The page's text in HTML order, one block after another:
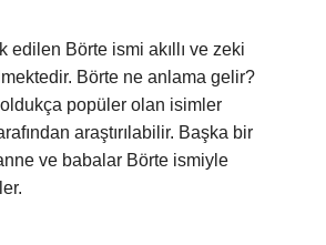
edilen Börte ismi akıllı ve zeki
Börte ne anlama gelir?
popüler olan isimler
araştırılabilir. Başka bir
ve babalar Börte ismiyle